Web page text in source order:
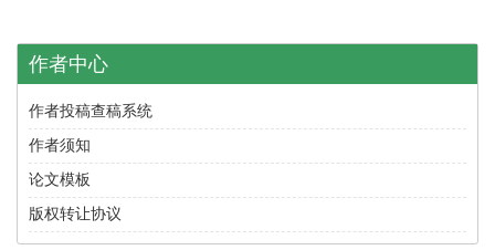
作者中心
作者投稿查稿系统
作者须知
论文模板
版权转让协议